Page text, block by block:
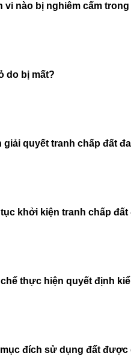
vi nào bị nghiêm cấm
do bị mất?
giải quyết tranh chấp đất
khởi kiện tranh chấp đất
thực hiện quyết định
đích sử dụng đất